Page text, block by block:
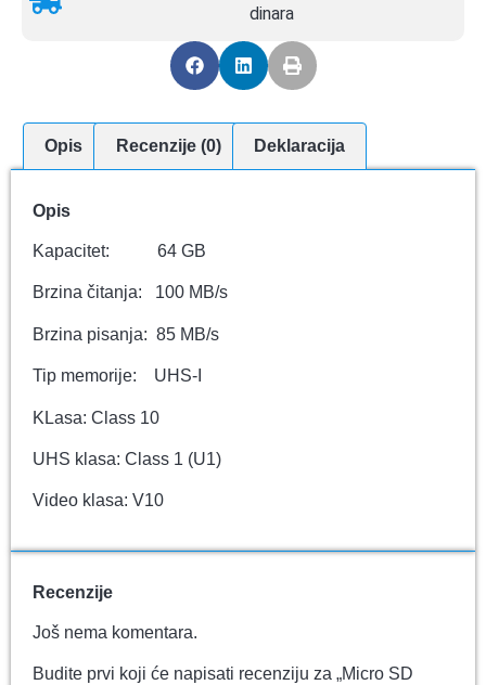
dinara
Opis Recenzije (0) Deklaracija
Opis
Kapacitet: 64 GB
Brzina čitanja: 100 MB/s
Brzina pisanja: 85 MB/s
Tip memorije: UHS-I
KLasa: Class 10
UHS klasa: Class 1 (U1)
Video klasa: V10
Recenzije
Još nema komentara.
Budite prvi koji će napisati recenziju za „Micro SD